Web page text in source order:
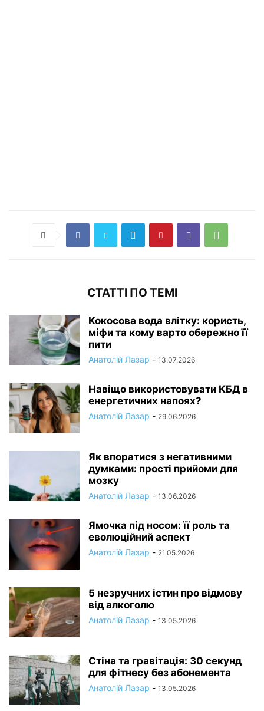
СТАТТІ ПО ТЕМІ
Кокосова вода влітку: користь,
міфи та кому варто обережно її
пити
Анатолій Лазар - 13.07.2026
Навіщо використовувати КБД в
енергетичних напоях?
Анатолій Лазар - 29.06.2026
Як впоратися з негативними
думками: прості прийоми для
мозку
Анатолій Лазар - 13.06.2026
Ямочка під носом: її роль та
еволюційний аспект
Анатолій Лазар - 21.05.2026
5 незручних істин про відмову
від алкоголю
Анатолій Лазар - 13.05.2026
Стіна та гравітація: 30 секунд
для фітнесу без абонемента
Анатолій Лазар - 13.05.2026